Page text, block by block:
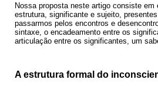
Nossa proposta neste artigo consiste
estrutura, significante e sujeito,
passarmos pelos encontros e
sintaxe, o encadeamento entre os
articulação entre os significantes, um
A estrutura formal do